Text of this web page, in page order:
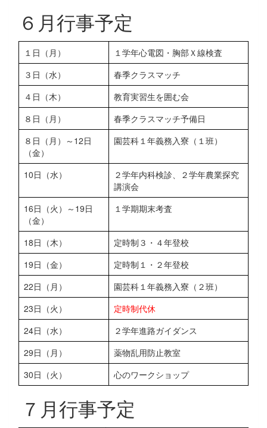
６月行事予定
１日（月）
１学年心電図・胸部Ｘ線検査
３日（水）
春季クラスマッチ
４日（木）
教育実習生を囲む会
８日（月）
春季クラスマッチ予備日
８日（月）～12日
（金）
園芸科１年義務入寮（１班）
10日（水）
２学年内科検診、２学年農業探究
講演会
16日（火）～19日
（金）
１学期期末考査
18日（木）
定時制３・４年登校
19日（金）
定時制１・２年登校
22日（月）
園芸科１年義務入寮（２班）
23日（火）
定時制代休
24日（水）
２学年進路ガイダンス
29日（月）
薬物乱用防止教室
30日（火）
心のワークショップ
７月行事予定